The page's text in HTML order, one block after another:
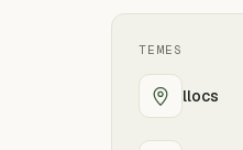
TEMES
llocs